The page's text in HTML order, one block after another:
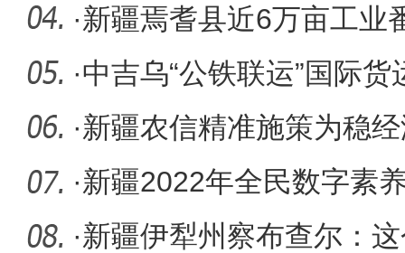
项目库（
·新疆焉耆县近6万亩工业
入采摘期
·中吉乌“公铁联运”国际
·新疆农信精准施策为稳
·新疆2022年全民数字素
（图）
·新疆伊犁州察布查尔：这